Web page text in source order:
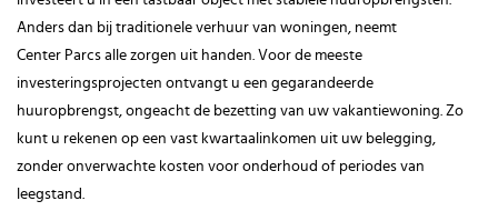
Anders dan bij traditionele verhuur van woningen, neemt
Center Parcs alle zorgen uit handen. Voor de meeste
investeringsprojecten ontvangt u een gegarandeerde
huuropbrengst, ongeacht de bezetting van uw vakantiewoning. Zo
kunt u rekenen op een vast kwartaalinkomen uit uw belegging,
zonder onverwachte kosten voor onderhoud of periodes van
leegstand.